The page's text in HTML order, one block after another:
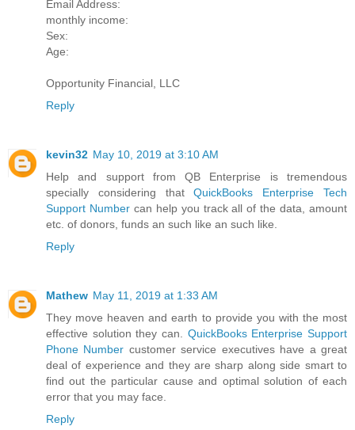
Email Address:
monthly income:
Sex:
Age:
Opportunity Financial, LLC
Reply
kevin32 May 10, 2019 at 3:10 AM
Help and support from QB Enterprise is tremendous
specially considering thatQuickBooks Enterprise Tech
Support Numbercan help you track all of the data, amount
etc. of donors, funds an such like an such like.
Reply
Mathew May 11, 2019 at 1:33 AM
They move heaven and earth to provide you with the most
effective solution they can. QuickBooks Enterprise Support
Phone Number customer service executives have a great
deal of experience and they are sharp along side smart to
find out the particular cause and optimal solution of each
error that you may face.
Reply